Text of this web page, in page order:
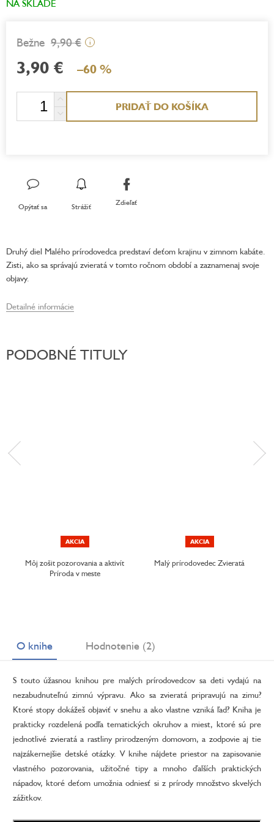
NA SKLADE
9,90 € i
3,90 € –60 %
PRIDAŤ DO KOŠÍKA
Opýtať sa Strážiť Zdieľať
Druhý diel Malého prírodovedca predstaví deťom krajinu v zimnom kabáte.
Zisti, ako sa správajú zvieratá v tomto ročnom období a zaznamenaj svoje
objavy.
Detailné informácie
PODOBNÉ TITULY
AKCIA
Môj zošit pozorovania a aktivít
Príroda v meste
AKCIA
Malý prírodovedec Zvieratá
O knihe Hodnotenie (2)
S touto úžasnou knihou pre malých prírodovedcov sa deti vydajú na
nezabudnuteľnú zimnú výpravu. Ako sa zvieratá pripravujú na zimu?
Ktoré stopy dokážeš objaviť v snehu a ako vlastne vzniká ľad? Kniha je
prakticky rozdelená podľa tematických okruhov a miest, ktoré sú pre
jednotlivé zvieratá a rastliny prirodzeným domovom, a zodpovie aj tie
najzákernejšie detské otázky. V knihe nájdete priestor na zapisovanie
vlastného pozorovania, užitočné tipy a mnoho ďalších praktických
nápadov, ktoré deťom umožnia odniesť si z prírody množstvo skvelých
zážitkov.